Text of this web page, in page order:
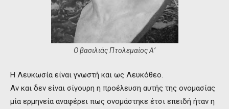
Ο βασιλιάς Πτολεμαίος Α’
Η Λευκωσία είναι γνωστή και ως Λευκόθεο.
Αν και δεν είναι σίγουρη η προέλευση αυτής της ονομασίας
μία ερμηνεία αναφέρει πως ονομάστηκε έτσι επειδή ήταν η